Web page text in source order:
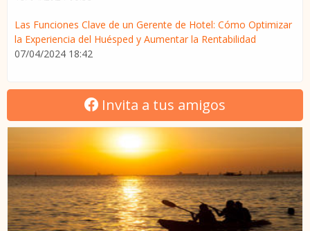
Las Funciones Clave de un Gerente de Hotel: Cómo Optimizar
la Experiencia del Huésped y Aumentar la Rentabilidad
07/04/2024 18:42
Invita a tus amigos